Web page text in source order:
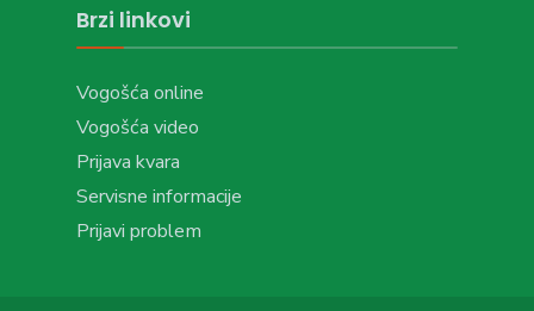
Brzi linkovi
Vogošća online
Vogošća video
Prijava kvara
Servisne informacije
Prijavi problem